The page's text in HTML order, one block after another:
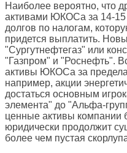
Наиболее вероятно, что
активами ЮКОСа за 14-
долгов по налогам,
придется выплатить.
"Сургутнефтегаз" или
"Газпром" и "Роснефть".
активы ЮКОСа за
например, акции
достаться основным
элемента" до "Альфа-
ценные активы
юридически продолжит
более чем пустая